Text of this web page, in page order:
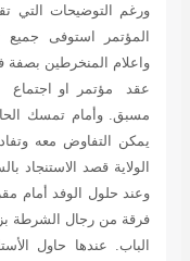
ورغم التوضيحات التي
المؤتمر استوفى جميع
واعلام المنخرطين
عقد مؤتمر او
مسبق. وأمام تمسك
يمكن التفاوض معه
الولاية قصد الاستنجاد
وعند حلول الوفد أمام
فرقة من رجال الشرطة
الباب. عندها حاول